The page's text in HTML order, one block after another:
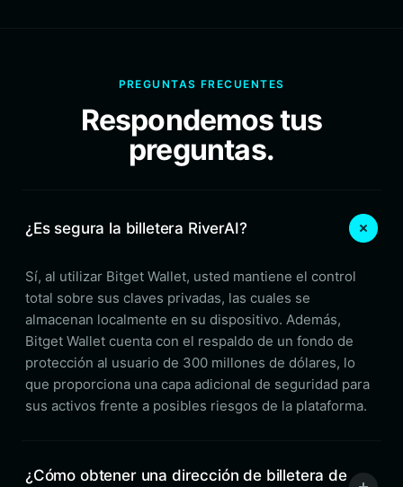
PREGUNTAS FRECUENTES
Respondemos tus
preguntas.
¿Es segura la billetera RiverAI?
Sí, al utilizar Bitget Wallet, usted mantiene el control
total sobre sus claves privadas, las cuales se
almacenan localmente en su dispositivo. Además,
Bitget Wallet cuenta con el respaldo de un fondo de
protección al usuario de 300 millones de dólares, lo
que proporciona una capa adicional de seguridad para
sus activos frente a posibles riesgos de la plataforma.
¿Cómo obtener una dirección de billetera de